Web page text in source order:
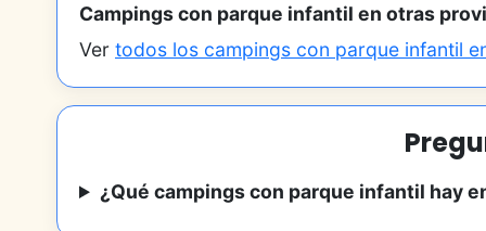
Campings con parque infantil en otras
Ver todos los campings con parque infantil
¿Qué campings con parque infantil hay